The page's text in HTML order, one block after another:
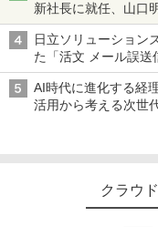
新社長に就任、山口
日立ソリューション
た「活文 メール誤送
AI時代に進化する経
活用から考える次世
クラウ